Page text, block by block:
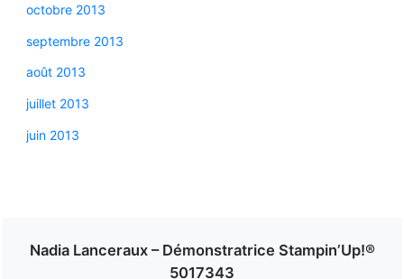
octobre 2013
septembre 2013
août 2013
juillet 2013
juin 2013
Nadia Lanceraux – Démonstratrice Stampin’Up!®
5017343